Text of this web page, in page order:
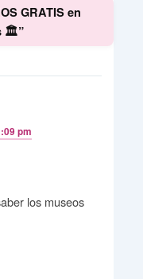
GRATIS en
🏛️”
pm
los museos